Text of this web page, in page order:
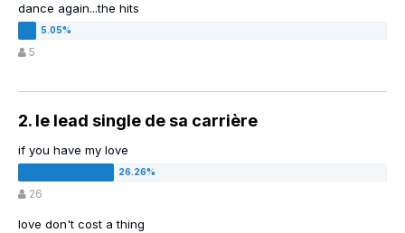
dance again...the hits
5
2. le lead single de sa carrière
if you have my love
26
love don't cost a thing